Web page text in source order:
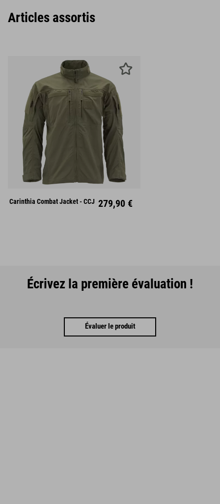
Articles assortis
Carinthia Combat Jacket - CCJ 279,90 €
Écrivez la première évaluation !
Évaluer le produit